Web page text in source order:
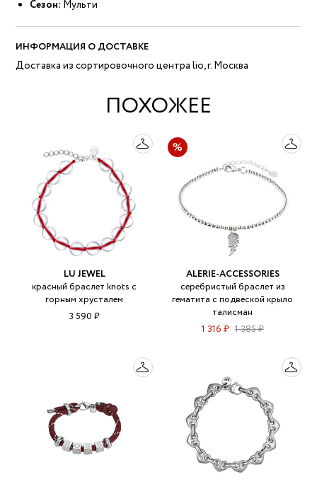
Сезон: Мульти
ИНФОРМАЦИЯ О ДОСТАВКЕ
Доставка из сортировочного центра lio, г. Москва
ПОХОЖЕЕ
LU JEWEL
красный браслет knots с
горным хрусталем
3 590 ₽
ALERIE-ACCESSORIES
серебристый браслет из
гематита с подвеской крыло
талисман
1 316 ₽ 1 385 ₽